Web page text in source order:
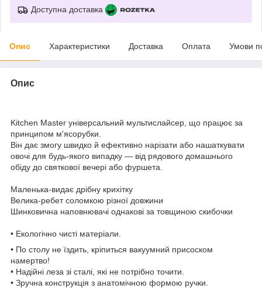
Доступна доставка
Опис Характеристики Доставка Оплата Умови
Опис
Kitchen Master універсальний мультислайсер, що працює за
принципом м'ясорубки.
Він дає змогу швидко й ефективно нарізати або нашаткувати
овочі для будь-якого випадку — від рядового домашнього
обіду до святкової вечері або фуршета.
Маленька-видає дрібну крихітку
Велика-ребет соломкою різної довжини
Шинковична наповнювачі однакові за товщиною скибочки
• Екологічно чисті матеріали.
• По столу не їздить, кріпиться вакуумний присоском
намертво!
• Надійні леза зі сталі, які не потрібно точити.
• Зручна конструкція з анатомічною формою ручки.